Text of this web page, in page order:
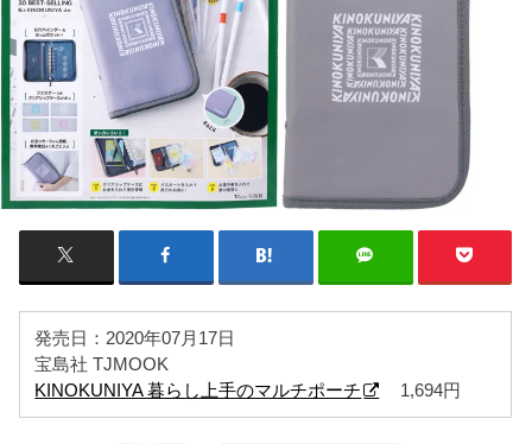
発売日：2020年07月17日
宝島社 TJMOOK
KINOKUNIYA 暮らし上手のマルチポーチ
1,694円